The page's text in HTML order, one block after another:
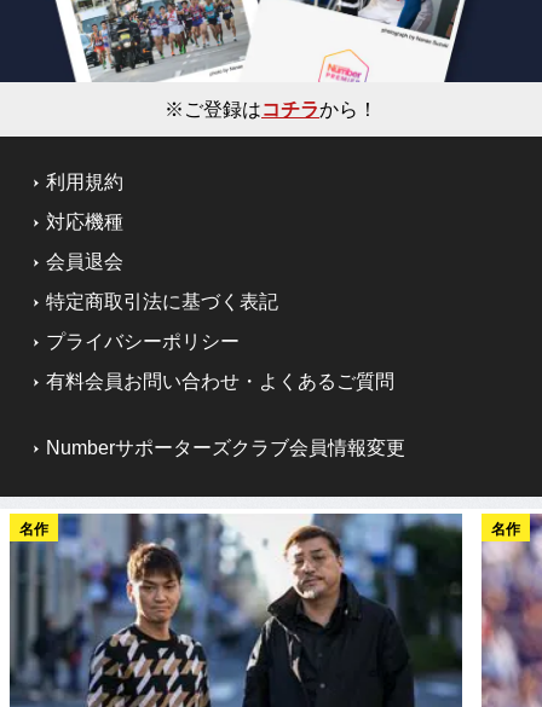
※ご登録はコチラから！
利用規約
対応機種
会員退会
特定商取引法に基づく表記
プライバシーポリシー
有料会員お問い合わせ・よくあるご質問
Numberサポーターズクラブ会員情報変更
名作 名作